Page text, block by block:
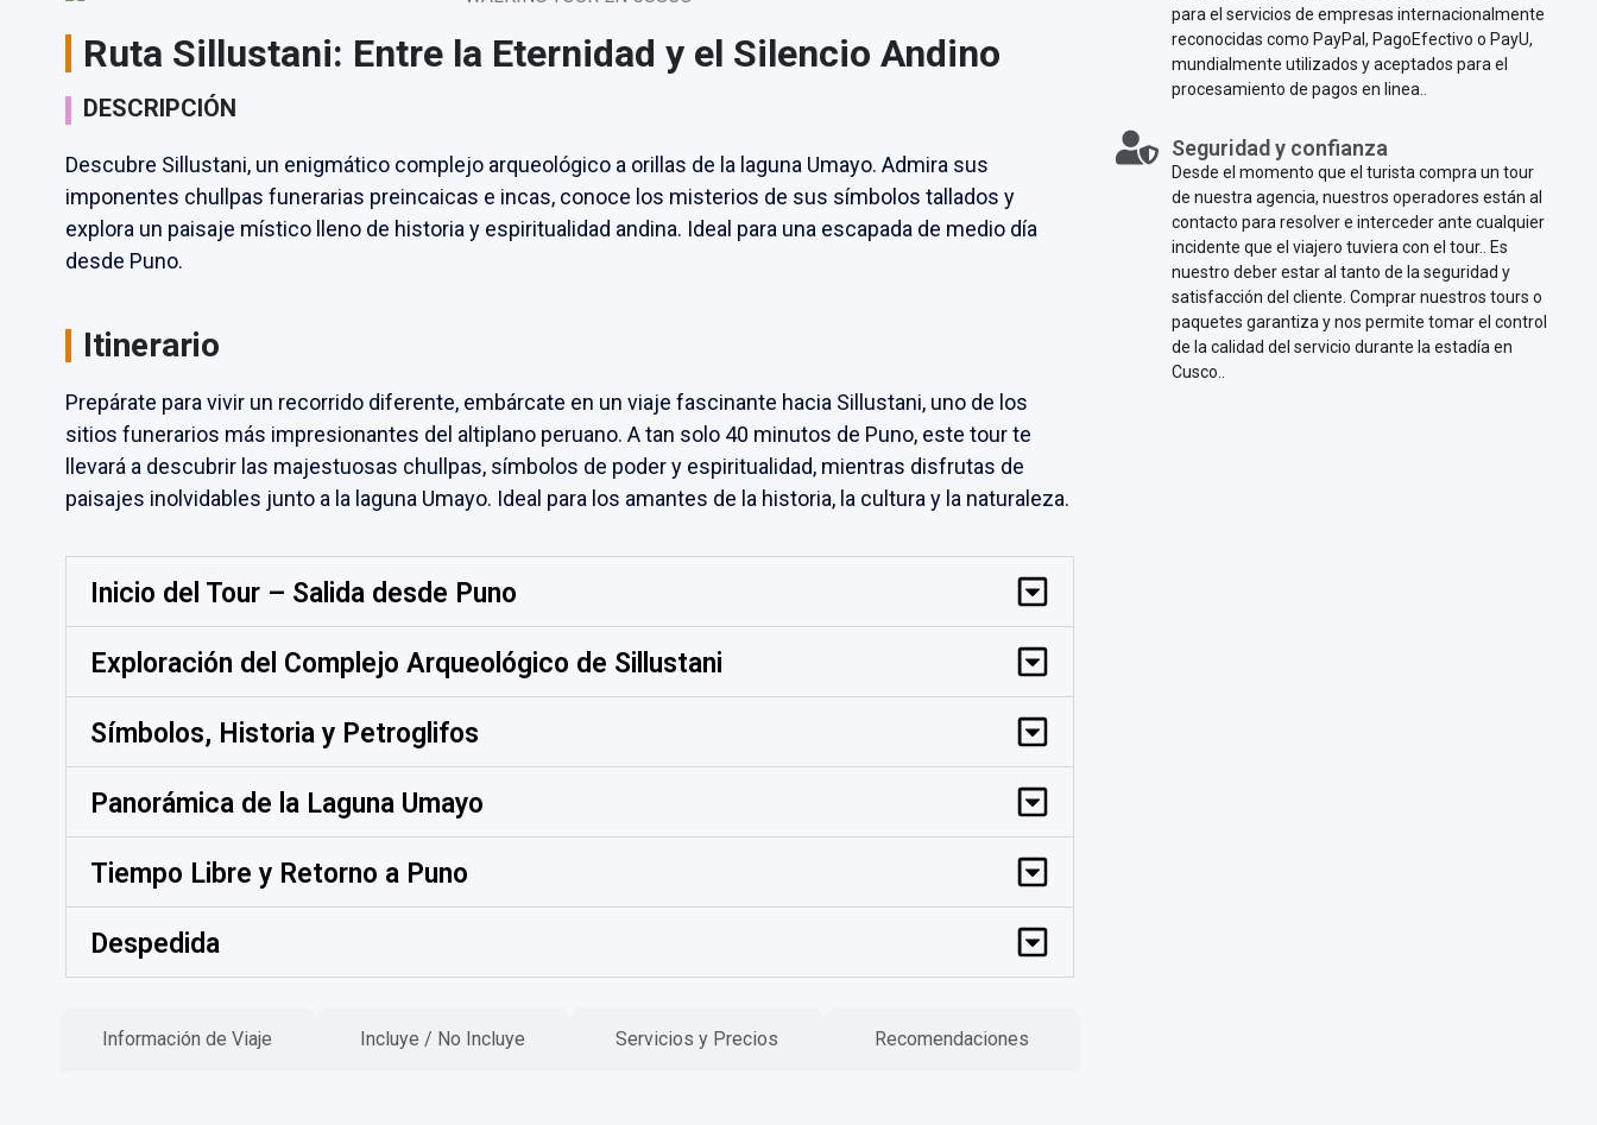
Ruta Sillustani: Entre la Eternidad y el Silencio Andino
DESCRIPCIÓN
Descubre Sillustani, un enigmático complejo arqueológico a orillas de la laguna Umayo. Admira sus
imponentes chullpas funerarias preincaicas e incas, conoce los misterios de sus símbolos tallados y
explora un paisaje místico lleno de historia y espiritualidad andina. Ideal para una escapada de medio día
desde Puno.
Itinerario
Prepárate para vivir un recorrido diferente, embárcate en un viaje fascinante hacia Sillustani, uno de los
sitios funerarios más impresionantes del altiplano peruano. A tan solo 40 minutos de Puno, este tour te
llevará a descubrir las majestuosas chullpas, símbolos de poder y espiritualidad, mientras disfrutas de
paisajes inolvidables junto a la laguna Umayo. Ideal para los amantes de la historia, la cultura y la naturaleza.
Inicio del Tour – Salida desde Puno
Exploración del Complejo Arqueológico de Sillustani
Símbolos, Historia y Petroglifos
Panorámica de la Laguna Umayo
Tiempo Libre y Retorno a Puno
Despedida
Información de Viaje Incluye / No Incluye Servicios y Precios Recomendaciones
para el servicios de empresas internacionalmente
reconocidas como PayPal, PagoEfectivo o PayU,
mundialmente utilizados y aceptados para el
procesamiento de pagos en linea..
Seguridad y confianza
Desde el momento que el turista compra un tour
de nuestra agencia, nuestros operadores están al
contacto para resolver e interceder ante cualquier
incidente que el viajero tuviera con el tour.. Es
nuestro deber estar al tanto de la seguridad y
satisfacción del cliente. Comprar nuestros tours o
paquetes garantiza y nos permite tomar el control
de la calidad del servicio durante la estadía en
Cusco..